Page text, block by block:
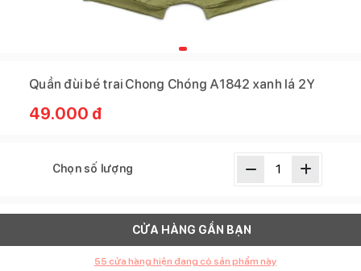
Quần đùi bé trai Chong Chóng A1842 xanh lá 2Y
49.000 đ
Chọn số lượng
CỬA HÀNG GẦN BẠN
55 cửa hàng hiện đang có sản phẩm này